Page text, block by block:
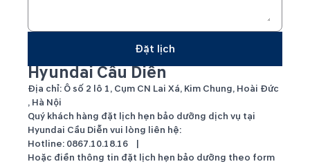
Hyundai Cầu Diễn
Địa chỉ: Ô số 2 lô 1, Cụm CN Lai Xá, Kim Chung, Hoài Đức
, Hà Nội
Quý khách hàng đặt lịch hẹn bảo dưỡng dịch vụ tại
Hyundai Cầu Diễn vui lòng liên hệ:
Hotline: 0867.10.18.16 |
Hoặc điền thông tin đặt lịch hẹn bảo dưỡng theo form
Đặt lịch